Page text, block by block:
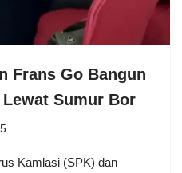
Frans Go Bangun
Sumur Bor
Kamlasi (SPK) dan